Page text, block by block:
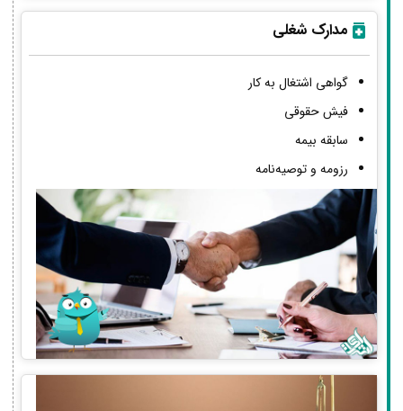
مدارک شغلی
گواهی اشتغال به کار
فیش حقوقی
سابقه بیمه
رزومه و توصیه‌نامه